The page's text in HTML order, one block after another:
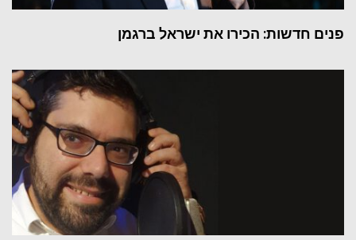
פנים חדשות: הכירו את ישראל ברגמן